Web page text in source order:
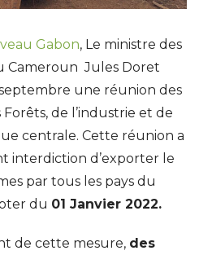
Gabon, Le ministre des
Cameroun Jules Doret
une réunion des
de l’industrie et de
centrale. Cette réunion a
interdiction d’exporter le
par tous les pays du
du 01 Janvier 2022.
de cette mesure, des